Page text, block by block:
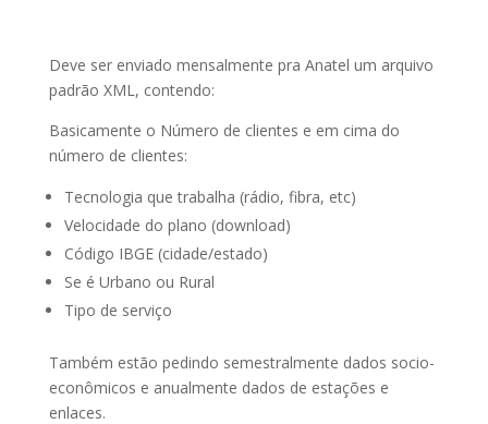
Deve ser enviado mensalmente pra Anatel um arquivo
padrão XML, contendo:
Basicamente o Número de clientes e em cima do
número de clientes:
Tecnologia que trabalha (rádio, fibra, etc)
Velocidade do plano (download)
Código IBGE (cidade/estado)
Se é Urbano ou Rural
Tipo de serviço
Também estão pedindo semestralmente dados socio-
econômicos e anualmente dados de estações e
enlaces.